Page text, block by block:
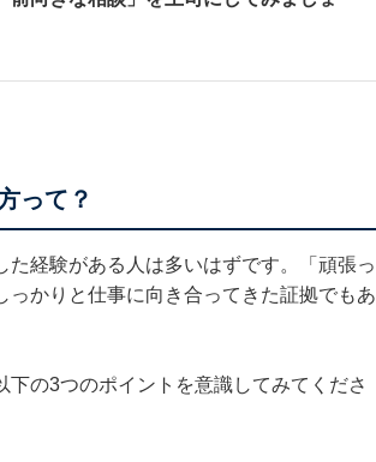
って？
経験がある人は多いはずです。「頑張っ
かりと仕事に向き合ってきた証拠でもあ
の3つのポイントを意識してみてくださ